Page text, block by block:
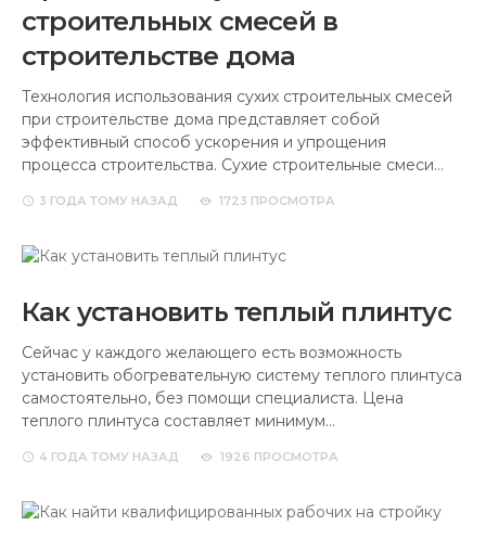
строительных смесей в
строительстве дома
Технология использования сухих строительных смесей
при строительстве дома представляет собой
эффективный способ ускорения и упрощения
процесса строительства. Сухие строительные смеси…
3 ГОДА ТОМУ НАЗАД 1723 ПРОСМОТРА
Как установить теплый плинтус
Сейчас у каждого желающего есть возможность
установить обогревательную систему теплого плинтуса
самостоятельно, без помощи специалиста. Цена
теплого плинтуса составляет минимум…
4 ГОДА ТОМУ НАЗАД 1926 ПРОСМОТРА